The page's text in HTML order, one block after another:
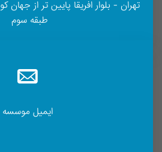
طبقه سوم
ایمیل موسسه